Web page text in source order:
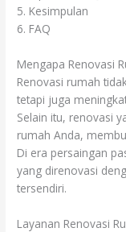
5. Kesimpulan
6. FAQ
Mengapa Renovasi
Renovasi rumah
tetapi juga
Selain itu, renovasi
rumah Anda,
Di era persaingan
yang direnovasi
tersendiri.
Layanan Renovasi